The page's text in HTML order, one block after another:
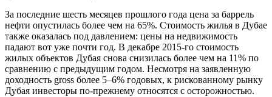
За последние шесть месяцев прошлого года цена за баррель
нефти опустилась более чем на 65%. Стоимость жилья в Дубае
также оказалась под давлением: цены на недвижимость
падают вот уже почти год. В декабре 2015-го стоимость
жилых объектов Дубая снова снизилась более чем на 11% по
сравнению с предыдущим годом. Несмотря на заявленную
доходность gross более 5–6% годовых, к рискованному рынку
Дубая инвесторы по-прежнему относятся с осторожностью.